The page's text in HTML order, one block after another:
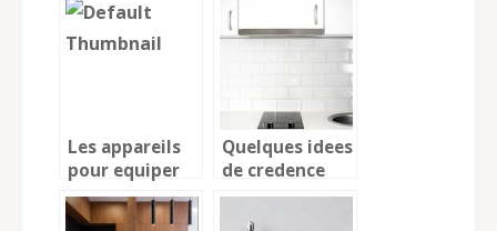
passion !
Les appareils
pour equiper
sa cuisine
Quelques idees
de credence
pour relooker
sa cuisine